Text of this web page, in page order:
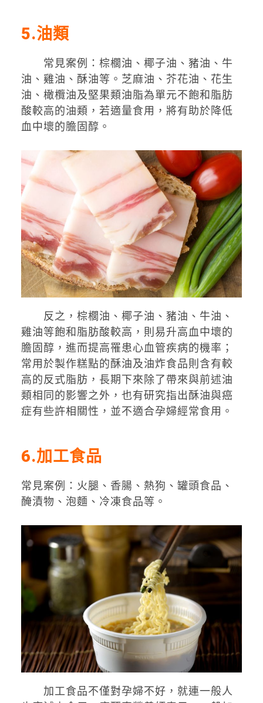
5.油類
常見案例：棕櫚油、椰子油、豬油、牛
油、雞油、酥油等。芝麻油、芥花油、花生
油、橄欖油及堅果類油脂為單元不飽和脂肪
酸較高的油類，若適量食用，將有助於降低
血中壞的膽固醇。
反之，棕櫚油、椰子油、豬油、牛油、
雞油等飽和脂肪酸較高，則易升高血中壞的
膽固醇，進而提高罹患心血管疾病的機率；
常用於製作糕點的酥油及油炸食品則含有較
高的反式脂肪，長期下來除了帶來與前述油
類相同的影響之外，也有研究指出酥油與癌
症有些許相關性，並不適合孕婦經常食用。
6.加工食品
常見案例：火腿、香腸、熱狗、罐頭食品、
醃漬物、泡麵、冷凍食品等。
加工食品不僅對孕婦不好，就連一般人